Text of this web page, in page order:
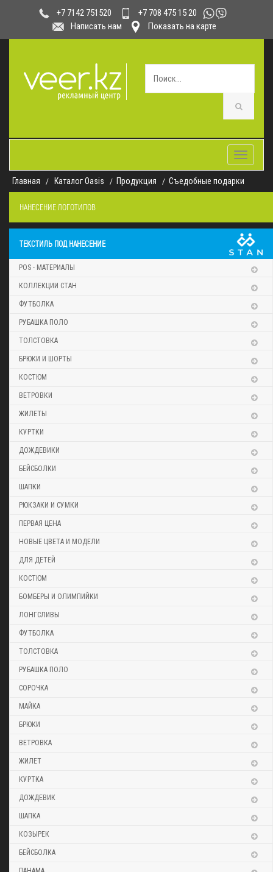
+7 7142 751520
+7 708 475 15 20
Написать нам
Показать на карте
Toggle
Главная
Каталог Oasis Продукция Съедобные подарки
НАНЕСЕНИЕ ЛОГОТИПОВ
ТЕКСТИЛЬ ПОД НАНЕСЕНИЕ
POS - МАТЕРИАЛЫ
КОЛЛЕКЦИИ СТАН
ФУТБОЛКА
РУБАШКА ПОЛО
ТОЛСТОВКА
БРЮКИ И ШОРТЫ
КОСТЮМ
ВЕТРОВКИ
ЖИЛЕТЫ
КУРТКИ
ДОЖДЕВИКИ
БЕЙСБОЛКИ
ШАПКИ
РЮКЗАКИ И СУМКИ
ПЕРВАЯ ЦЕНА
НОВЫЕ ЦВЕТА И МОДЕЛИ
ДЛЯ ДЕТЕЙ
КОСТЮМ
БОМБЕРЫ И ОЛИМПИЙКИ
ЛОНГСЛИВЫ
ФУТБОЛКА
ТОЛСТОВКА
РУБАШКА ПОЛО
СОРОЧКА
МАЙКА
БРЮКИ
ВЕТРОВКА
ЖИЛЕТ
КУРТКА
ДОЖДЕВИК
ШАПКА
КОЗЫРЕК
БЕЙСБОЛКА